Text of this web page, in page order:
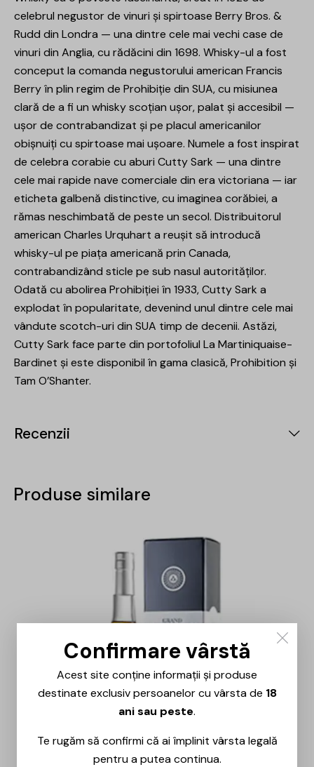
celebrul negustor de vinuri și spirtoase Berry Bros. &
Rudd din Londra — una dintre cele mai vechi case de
vinuri din Anglia, cu rădăcini din 1698. Whisky-ul a fost
conceput la comanda negustorului american Francis
Berry în plin regim de Prohibiție din SUA, cu misiunea
clară de a fi un whisky scoțian ușor, palat și accesibil —
ușor de contrabandizat și pe placul americanilor
obișnuiți cu spirtoase mai ușoare. Numele a fost inspirat
de celebra corabie cu aburi Cutty Sark — una dintre
cele mai rapide nave comerciale din era victoriana — iar
eticheta galbenă distinctive, cu imaginea corăbiei, a
rămas neschimbată de peste un secol. Distribuitorul
american Charles Urquhart a reușit să introducă
whisky-ul pe piața americană prin Canada,
contrabandizând sticle pe sub nasul autorităților.
Odată cu abolirea Prohibiției în 1933, Cutty Sark a
explodat în popularitate, devenind unul dintre cele mai
vândute scotch-uri din SUA timp de decenii. Astăzi,
Cutty Sark face parte din portofoliul La Martiniquaise-
Bardinet și este disponibil în gama clasică, Prohibition și
Tam O’Shanter.
Recenzii
Produse similare
Confirmare vârstă
Acest site conține informații și produse
destinate exclusiv persoanelor cu vârsta de 18
ani sau peste.
Te rugăm să confirmi că ai împlinit vârsta legală
pentru a putea continua.